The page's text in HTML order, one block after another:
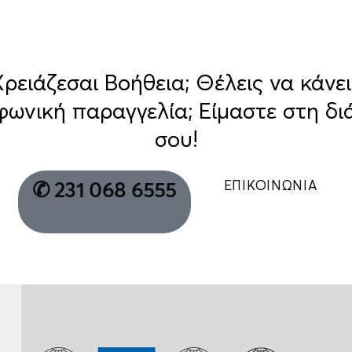
Βοήθεια; Θέλεις να
παραγγελία; Είμαστε στη
σου!
✆ 231 068 6555 ΕΠΙΚΟΙΝΩΝΙΑ